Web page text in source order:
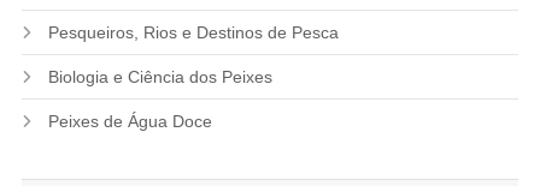
Pesqueiros, Rios e Destinos de Pesca
Biologia e Ciência dos Peixes
Peixes de Água Doce